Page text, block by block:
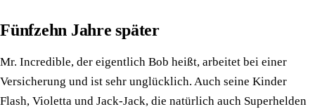
Fünfzehn Jahre später
Mr. Incredible, der eigentlich Bob heißt, arbeitet bei einer
Versicherung und ist sehr unglücklich. Auch seine Kinder
Flash, Violetta und Jack-Jack, die natürlich auch Superhelden